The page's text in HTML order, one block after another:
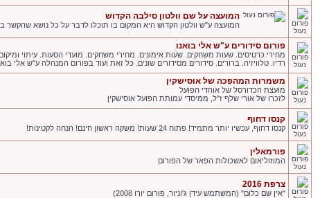
המועצה על שם וולטון סילבה הקדוש
המועצה ע"ש וולטון הקדוש היא המקום בו תוכלו לדבר על כל נושא שהקשר
פורום סידורים ע"ש אלי בואנו
מחירי כרטיסים. שעות משחקים. שעות אימונים. מחירי משחקים. מועדי הסעות. עיתוי
רדיו. טלוויזיה. ברורים. סידורים מסידורים שונים. כל זאת ועוד בפורום המנהלה ע"ש אלי
משמרות המהפכה של אוסישקין
מועצת הכדורסל של אוהדי הפועל
לזכרו של אורי שלף ז"ל, ממיסדי עמותת הפועל אוסישקין
קנסו דחוף
קנסו דחוף, עכשיו יותר מתמיד! פתוח 24 שעות! משקה ראשון חינם! הנחה לקטינות!
פורמאלין
המוזוליאום לאשכולות הפאר של הפורום
צרפת 2016
"אין שם כלום" (המשתמש עידן ג'וניור, פורום יורו 2008)